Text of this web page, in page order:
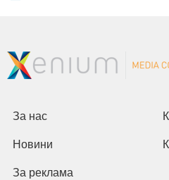
За нас
Новини
За реклама